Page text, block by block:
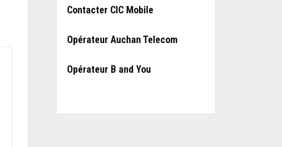
Contacter CIC Mobile
Opérateur Auchan Telecom
Opérateur B and You